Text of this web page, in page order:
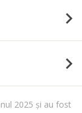
keyboard_arrow_right
keyboard_arrow_right
2025 şi au fost